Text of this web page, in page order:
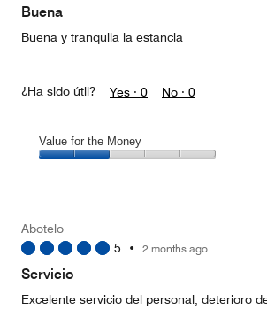
Buena
Buena y tranquila la estancia
¿Ha sido útil? Yes · 0 No · 0
Value for the Money
2
out
Abotelo
5 • 2 months ago
Servicio
Excelente servicio del personal, deterioro